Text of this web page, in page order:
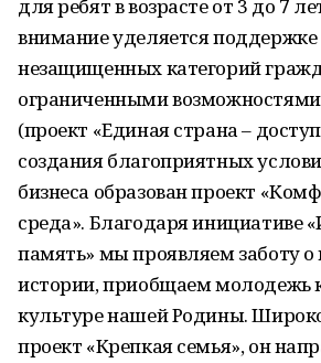
для ребят в возрасте от 3 до 7
внимание уделяется поддержке
незащищенных категорий
ограниченными возможностями
(проект «Единая страна –
создания благоприятных
бизнеса образован проект
среда». Благодаря инициативе
память» мы проявляем заботу
истории, приобщаем молодежь
культуре нашей Родины.
проект «Крепкая семья», он